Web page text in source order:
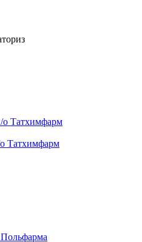
Татхимфарм